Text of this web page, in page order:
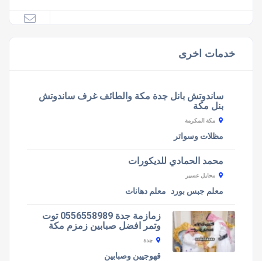
خدمات اخرى
ساندوتش بانل جدة مكة والطائف غرف ساندوتش
بنل مكة
مكة المكرمة
مظلات وسواتر
محمد الحمادي للديكورات
محايل عسير
معلم جبس بورد معلم دهانات
زمازمة جدة 0556558989 توت
وتمر افضل صبابين زمزم مكة
جدة
قهوجيين وصبابين